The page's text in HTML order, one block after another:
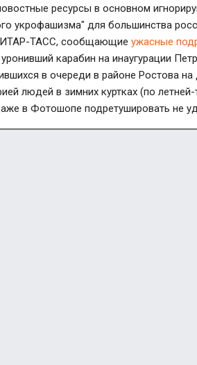
ресурсы в основном
укрофашизма" для большинства
ИТАР-ТАСС, сообщающие ужасные
карабин на инаугурации
в очереди в районе Ростова
людей в зимних куртках (по
в Фотошопе подретушировать не